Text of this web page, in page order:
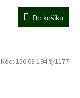
Do košíku
Kód: 156 03 194 9/1177